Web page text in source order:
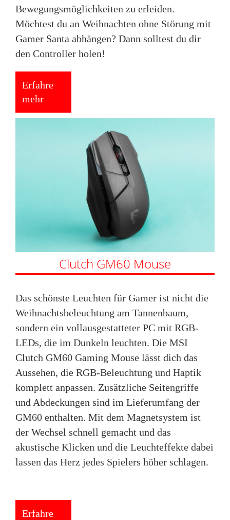
Bewegungsmöglichkeiten zu erleiden.
Möchtest du an Weihnachten ohne Störung mit
Gamer Santa abhängen? Dann solltest du dir
den Controller holen!
Erfahre
mehr
Clutch GM60 Mouse
Das schönste Leuchten für Gamer ist nicht die
Weihnachtsbeleuchtung am Tannenbaum,
sondern ein vollausgestatteter PC mit RGB-
LEDs, die im Dunkeln leuchten. Die MSI
Clutch GM60 Gaming Mouse lässt dich das
Aussehen, die RGB-Beleuchtung und Haptik
komplett anpassen. Zusätzliche Seitengriffe
und Abdeckungen sind im Lieferumfang der
GM60 enthalten. Mit dem Magnetsystem ist
der Wechsel schnell gemacht und das
akustische Klicken und die Leuchteffekte dabei
lassen das Herz jedes Spielers höher schlagen.
Erfahre